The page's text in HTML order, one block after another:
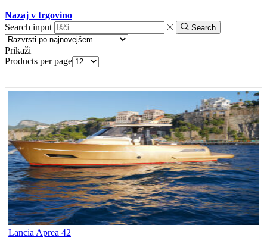
Nazaj v trgovino
Search input
Search
Prikaži
Products per page
Lancia Aprea 42